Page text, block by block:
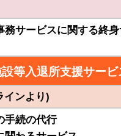
務サービスに関する終
等入退所支援サービ
インより)
手続の代行